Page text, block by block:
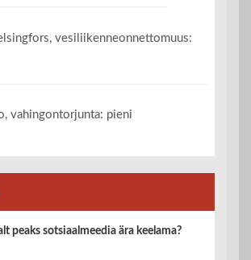
vesiliikenneonnettomuus:
vahingontorjunta: pieni
peaks sotsiaalmeedia ära keelama?